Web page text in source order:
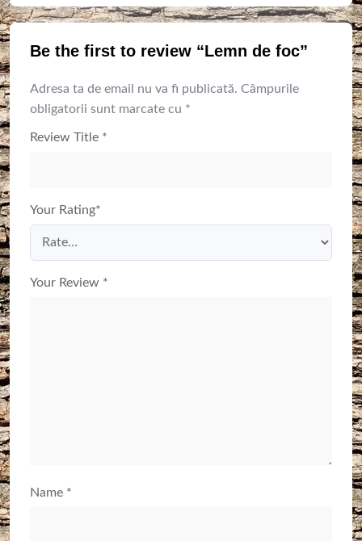
Be the first to review “Lemn de foc”
Adresa ta de email nu va fi publicată. Câmpurile
obligatorii sunt marcate cu *
Review Title *
Your Rating*
Your Review *
Name *